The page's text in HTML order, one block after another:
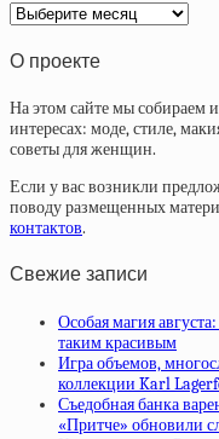
Архив
статей
О проекте
На этом сайте мы собираем
интересах: моде, стиле,
советы для женщин.
Если у вас возникли
поводу размещенных
контактов.
Свежие записи
Особая магия
таким красивым
Игра объемов,
коллекции Karl
Съедобная банка
«Притче» обновили